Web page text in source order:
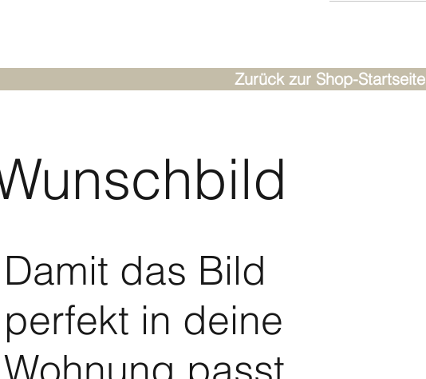
Damit das Bild
perfekt in deine
Zurück zur Shop-Startseite